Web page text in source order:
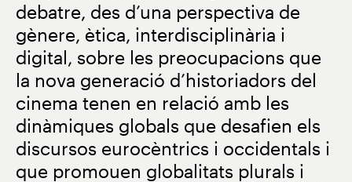
debatre, des d’una perspectiva de
gènere, ètica, interdisciplinària i
digital, sobre les preocupacions que
la nova generació d’historiadors del
cinema tenen en relació amb les
dinàmiques globals que desafien els
discursos eurocèntrics i occidentals i
que promouen globalitats plurals i